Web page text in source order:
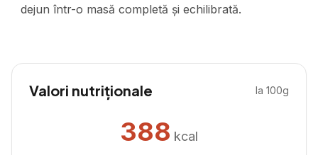
dejun într-o masă completă și echilibrată.
Valori nutriționale la 100g
388 kcal